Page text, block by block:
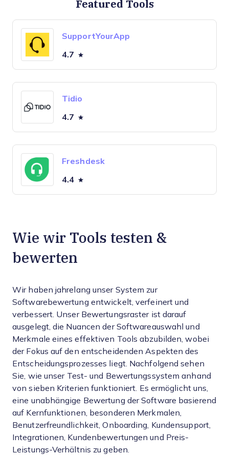
Featured Tools
SupportYourApp
4.7
Tidio
4.7
Freshdesk
4.4
Wie wir Tools testen &
bewerten
Wir haben jahrelang unser System zur
Softwarebewertung entwickelt, verfeinert und
verbessert. Unser Bewertungsraster ist darauf
ausgelegt, die Nuancen der Softwareauswahl und
Merkmale eines effektiven Tools abzubilden, wobei
der Fokus auf den entscheidenden Aspekten des
Entscheidungsprozesses liegt. Nachfolgend sehen
Sie, wie unser Test- und Bewertungssystem anhand
von sieben Kriterien funktioniert. Es ermöglicht uns,
eine unabhängige Bewertung der Software basierend
auf Kernfunktionen, besonderen Merkmalen,
Benutzerfreundlichkeit, Onboarding, Kundensupport,
Integrationen, Kundenbewertungen und Preis-
Leistungs-Verhältnis zu geben.